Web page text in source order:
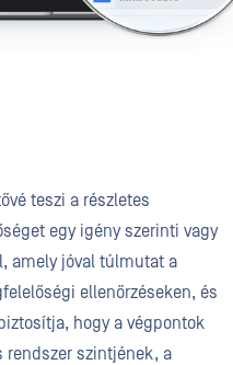
teszi a részletes
egy igény szerinti vagy
amely jóval túlmutat a
ellenőrzéseken, és
hogy a végpontok
rendszer szintjének, a